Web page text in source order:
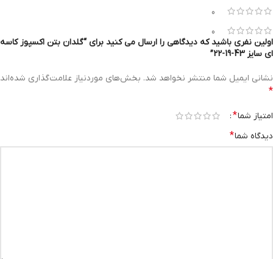
0
0
اولین نفری باشید که دیدگاهی را ارسال می کنید برای “گلدان بتن اکسپوز کاسه
ای سایز 43-19-22”
نشانی ایمیل شما منتشر نخواهد شد. بخش‌های موردنیاز علامت‌گذاری شده‌اند
*
امتیاز شما*
دیدگاه شما*